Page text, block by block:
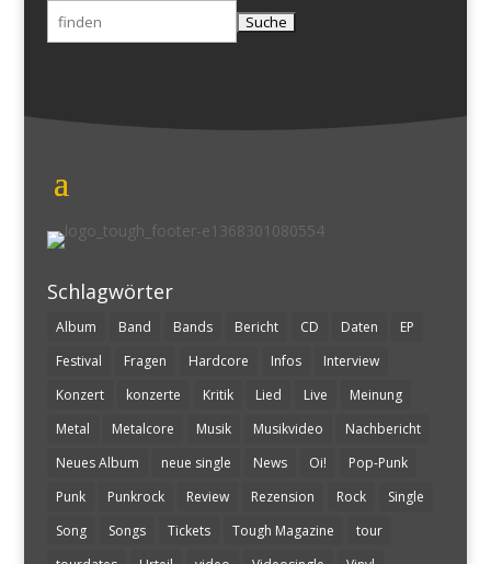
Suchen
nach:
Schlagwörter
Album Band Bands Bericht CD Daten
EP
Festival
Fragen Hardcore Infos
Interview
Konzert
konzerte Kritik Lied Live
Meinung
Metal
Metalcore Musik Musikvideo
Nachbericht
Neues Album
neue single News Oi!
Pop-Punk
Punk
Punkrock Review Rezension Rock
Single
Song
Songs Tickets Tough Magazine
tour